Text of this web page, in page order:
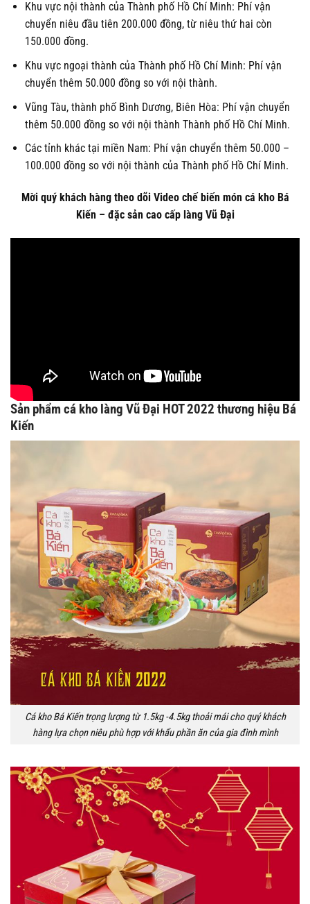
Khu vực nội thành của Thành phố Hồ Chí Minh: Phí vận
chuyển niêu đầu tiên 200.000 đồng, từ niêu thứ hai còn
150.000 đồng.
Khu vực ngoại thành của Thành phố Hồ Chí Minh: Phí vận
chuyển thêm 50.000 đồng so với nội thành.
Vũng Tàu, thành phố Bình Dương, Biên Hòa: Phí vận chuyển
thêm 50.000 đồng so với nội thành Thành phố Hồ Chí Minh.
Các tỉnh khác tại miền Nam: Phí vận chuyển thêm 50.000 –
100.000 đồng so với nội thành của Thành phố Hồ Chí Minh.
Mời quý khách hàng theo dõi Video chế biến món cá kho Bá
Kiến – đặc sản cao cấp làng Vũ Đại
Sản phẩm cá kho làng Vũ Đại HOT 2022 thương hiệu Bá
Kiến
Cá kho Bá Kiến trọng lượng từ 1.5kg -4.5kg thoải mái cho quý khách
hàng lựa chọn niêu phù hợp với khẩu phần ăn của gia đình mình